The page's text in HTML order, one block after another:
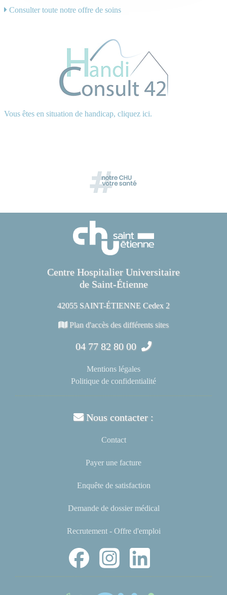
Consulter toute notre offre de soins
Vous êtes en situation de handicap, cliquez ici.
Centre Hospitalier Universitaire
de Saint-Étienne
42055 SAINT-ÉTIENNE Cedex 2
Plan d'accès des différents sites
04 77 82 80 00
Mentions légales
Politique de confidentialité
Nous contacter :
Contact
Payer une facture
Enquête de satisfaction
Demande de dossier médical
Recrutement - Offre d'emploi